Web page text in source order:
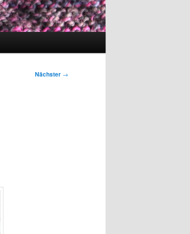
Nächster →